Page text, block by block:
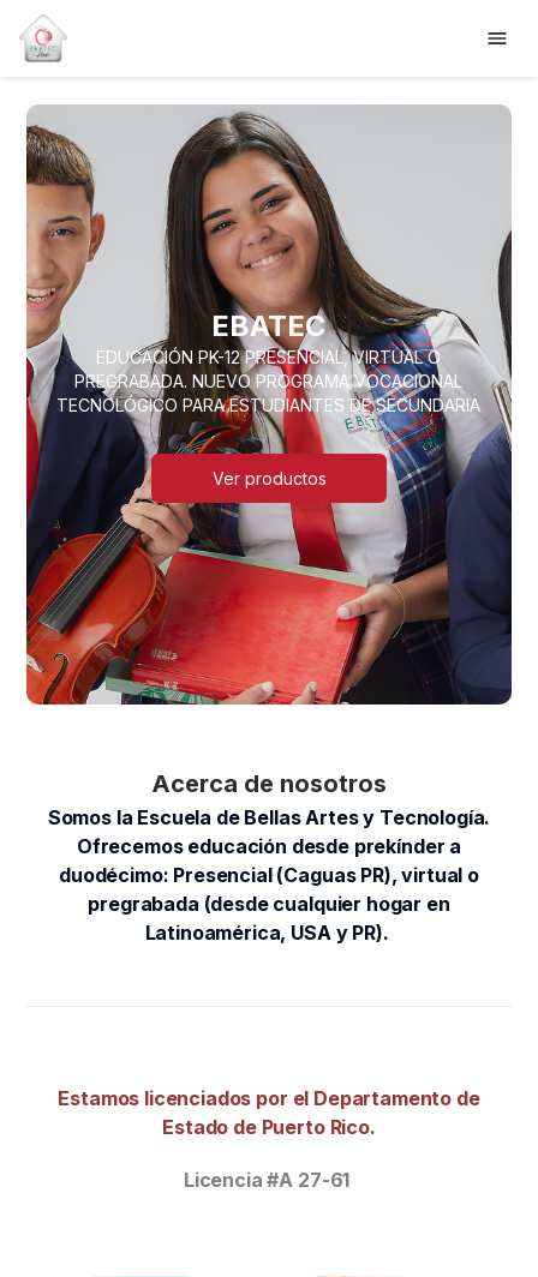
EBATEC
EDUCACIÓN PK-12 PRESENCIAL, VIRTUAL O
PREGRABADA. NUEVO PROGRAMA VOCACIONAL
TECNOLÓGICO PARA ESTUDIANTES DE SECUNDARIA
Ver productos
Acerca de nosotros
Somos la Escuela de Bellas Artes y Tecnología.
Ofrecemos educación desde prekínder a
duodécimo: Presencial (Caguas PR), virtual o
pregrabada (desde cualquier hogar en
Latinoamérica, USA y PR).
Estamos licenciados por el Departamento de
Estado de Puerto Rico.
Licencia #A 27-61